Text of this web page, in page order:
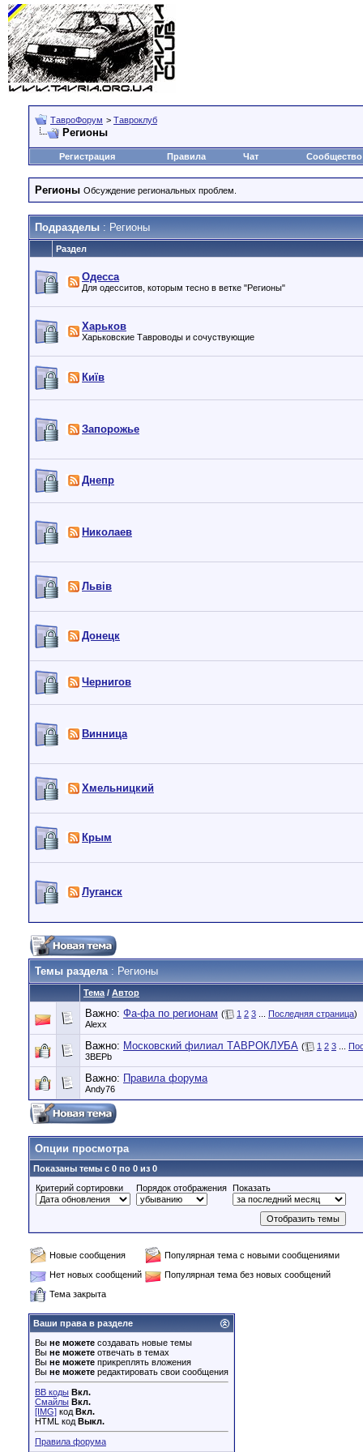
ТавроФорум > Тавроклуб
Регионы
Регистрация Правила Чат Сообщество
Регионы Обсуждение региональных проблем.
Подразделы : Регионы
Раздел
Одесса
Для одесситов, которым тесно в ветке "Регионы"
Харьков
Харьковские Тавроводы и сочуствующие
Київ
Запорожье
Днепр
Николаев
Львiв
Донецк
Чернигов
Винница
Хмельницкий
Крым
Луганск
Темы раздела: Регионы
Тема / Автор
Важно: Фа-фа по регионам ( 1 2 3 Последняя страница)
Alexx
Важно: Московский филиал ТАВРОКЛУБА ( 1 2 3
3BEPb
Важно: Правила форума
Andy76
Опции просмотра
Показаны темы с 0 по 0 из 0
Критерий сортировки
Порядок отображения Показать
Новые сообщения
Популярная тема с новыми сообщениями
Нет новых сообщений
Популярная тема без новых сообщений
Тема закрыта
Ваши права в разделе
Вы не можете создавать новые темы
Вы не можете отвечать в темах
Вы не можете прикреплять вложения
Вы не можете редактировать свои сообщения
BB коды Вкл.
Смайлы Вкл.
[IMG] код Вкл.
HTML код Выкл.
Правила форума